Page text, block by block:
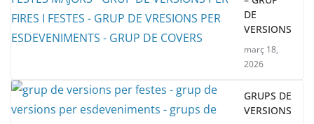
DE
VERSIONS
març 18,
2026
GRUPS DE
VERSIONS